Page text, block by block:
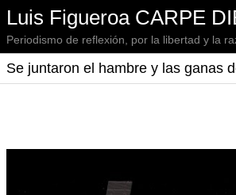
Luis Figueroa CARPE
Periodismo de reflexión, por la libertad y la
Se juntaron el hambre y las ganas